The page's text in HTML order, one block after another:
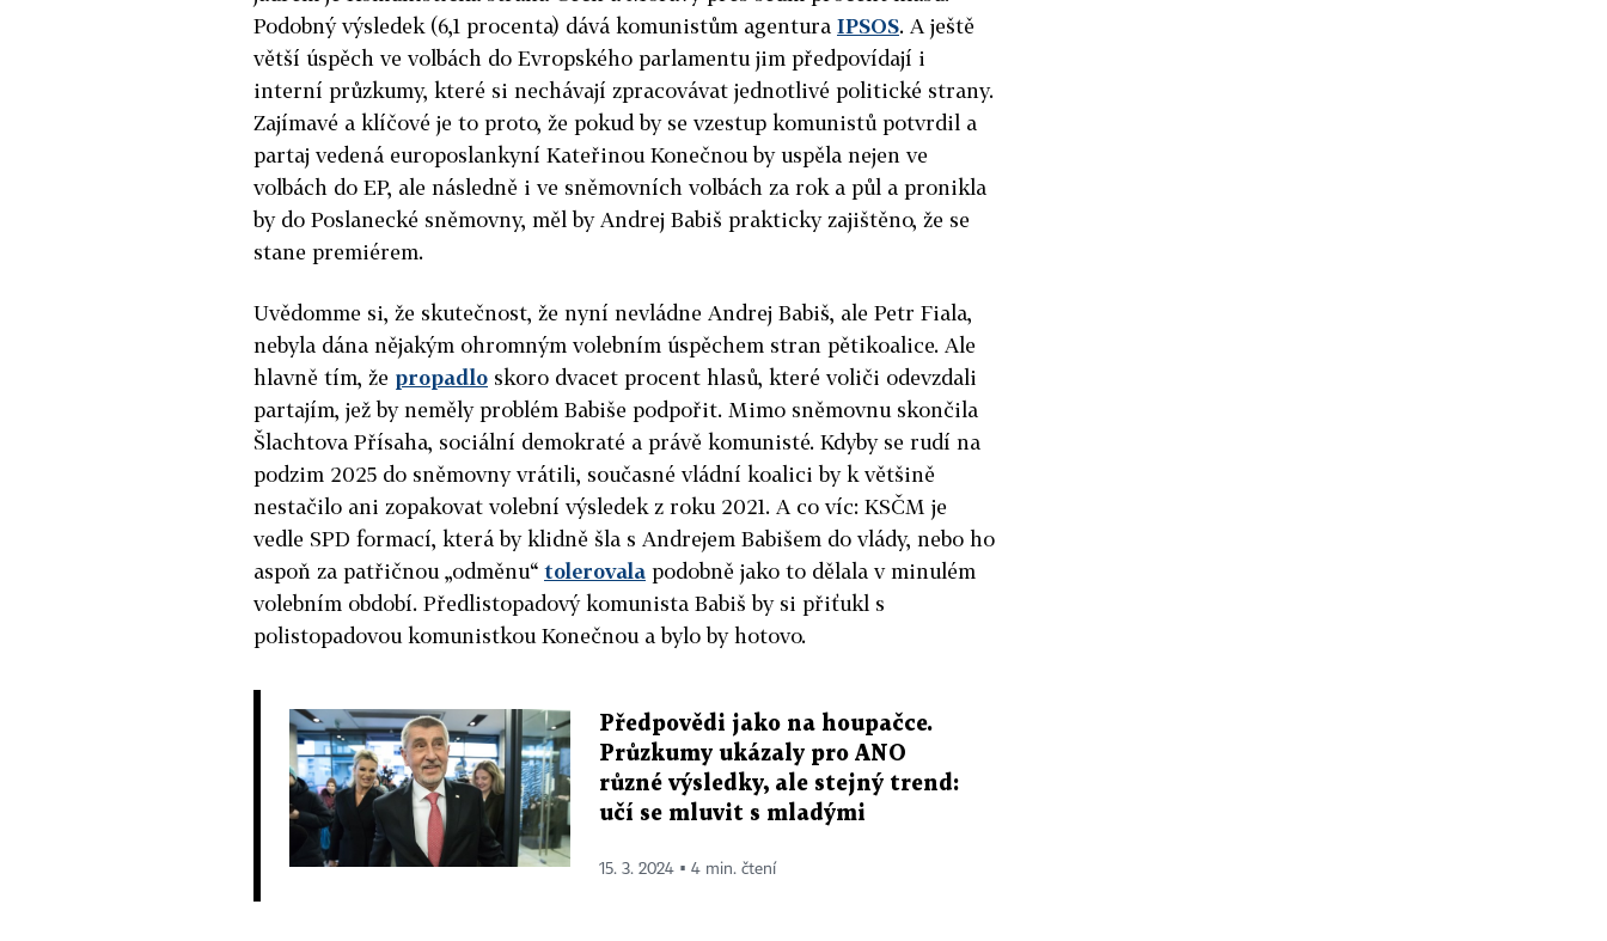
Podobný výsledek (6,1 procenta) dává komunistům agentura IPSOS. A ještě
větší úspěch ve volbách do Evropského parlamentu jim předpovídají i
interní průzkumy, které si nechávají zpracovávat jednotlivé politické strany.
Zajímavé a klíčové je to proto, že pokud by se vzestup komunistů potvrdil a
partaj vedená europoslankyní Kateřinou Konečnou by uspěla nejen ve
volbách do EP, ale následně i ve sněmovních volbách za rok a půl a pronikla
by do Poslanecké sněmovny, měl by Andrej Babiš prakticky zajištěno, že se
stane premiérem.
Uvědomme si, že skutečnost, že nyní nevládne Andrej Babiš, ale Petr Fiala,
nebyla dána nějakým ohromným volebním úspěchem stran pětikoalice. Ale
hlavně tím, že propadlo skoro dvacet procent hlasů, které voliči odevzdali
partajím, jež by neměly problém Babiše podpořit. Mimo sněmovnu skončila
Šlachtova Přísaha, sociální demokraté a právě komunisté. Kdyby se rudí na
podzim 2025 do sněmovny vrátili, současné vládní koalici by k většině
nestačilo ani zopakovat volební výsledek z roku 2021. A co víc: KSČM je
vedle SPD formací, která by klidně šla s Andrejem Babišem do vlády, nebo ho
aspoň za patřičnou „odměnu“ tolerovala podobně jako to dělala v minulém
volebním období. Předlistopadový komunista Babiš by si přiťukl s
polistopadovou komunistkou Konečnou a bylo by hotovo.
Předpovědi jako na houpačce.
Průzkumy ukázaly pro ANO
různé výsledky, ale stejný trend:
učí se mluvit s mladými
15. 3. 2024 ▪ 4 min. čtení